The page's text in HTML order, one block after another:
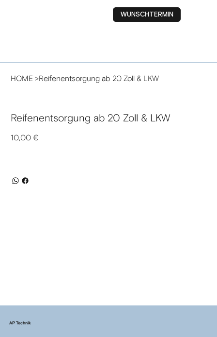
WUNSCHTERMIN
HOME >Reifenentsorgung ab 20 Zoll & LKW
Reifenentsorgung ab 20 Zoll & LKW
10,00 €
AP Technik